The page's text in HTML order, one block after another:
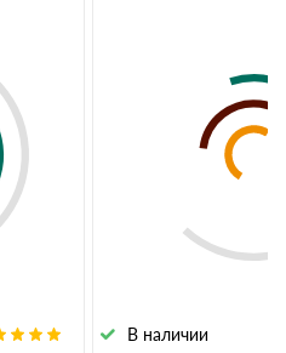
В наличии